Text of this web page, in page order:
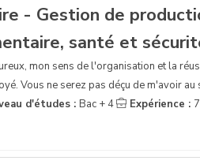
- Gestion de
santé et
mon sens de l'organisation et la
Vous ne serez pas déçu de m'avoir
d'études : Bac + 4 Expérience :